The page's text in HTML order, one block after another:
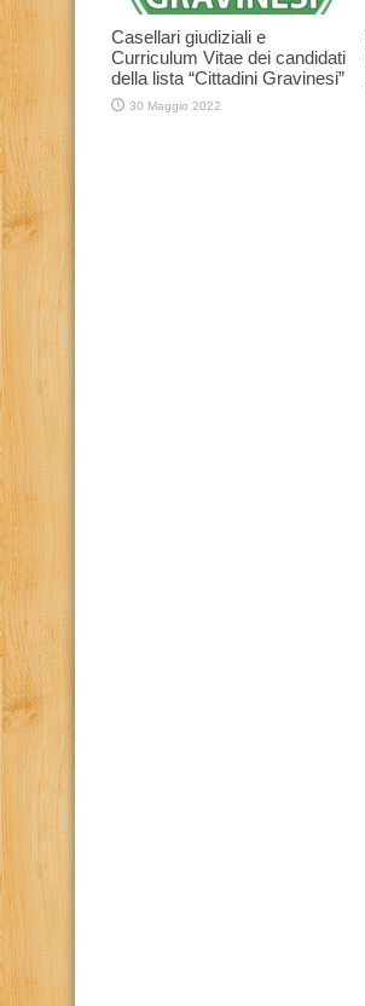
Casellari giudiziali e
Curriculum Vitae dei candidati
della lista “Cittadini Gravinesi”
30 Maggio 2022